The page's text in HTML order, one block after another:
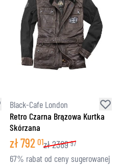
Black-Cafe London
Retro Czarna Brązowa Kurtka
Skórzana
zł792 01zł2389 97
67% rabat od ceny sugerowanej